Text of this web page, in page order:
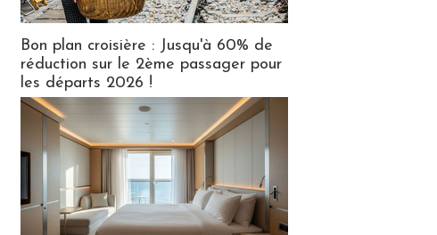
Bon plan croisière : Jusqu'à 60% de
réduction sur le 2ème passager pour
les départs 2026 !